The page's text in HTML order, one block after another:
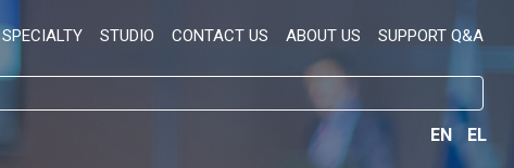
SPECIALTY STUDIO CONTACT US ABOUT US SUPPORT Q&A
EN EL